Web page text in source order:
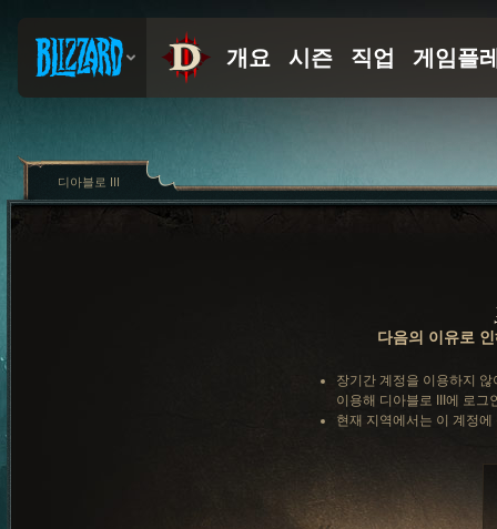
다음의 이유로
장기간 계정을 이용하지
이용해 디아블로 III에 로그
현재 지역에서는 이 계정
디아블로 III